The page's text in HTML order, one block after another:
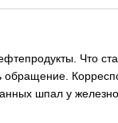
Что
обращение.
шпал у